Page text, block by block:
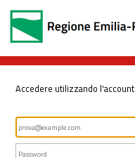
Accedere utilizzando